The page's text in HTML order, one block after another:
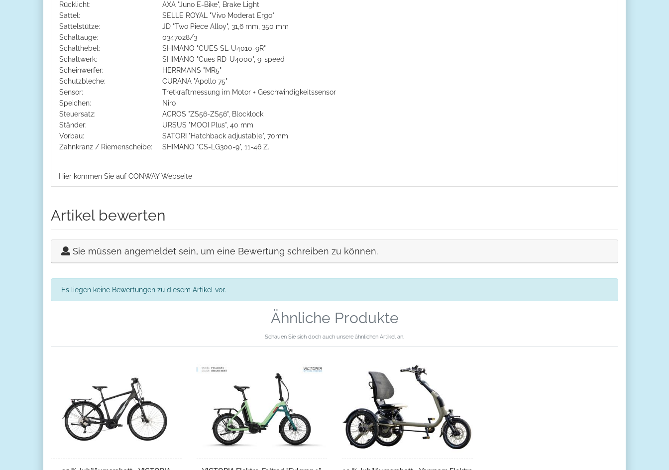
Rücklicht:
AXA "Juno E-Bike", Brake Light
Sattel:
SELLE ROYAL "Vivo Moderat Ergo"
Sattelstütze:
JD "Two Piece Alloy", 31,6 mm, 350 mm
Schaltauge:
0347028/3
Schalthebel:
SHIMANO "CUES SL-U4010-9R"
Schaltwerk:
SHIMANO "Cues RD-U4000", 9-speed
Scheinwerfer:
HERRMANS "MR5"
Schutzbleche:
CURANA "Apollo 75"
Sensor:
Tretkraftmessung im Motor + Geschwindigkeitssensor
Speichen:
Niro
Steuersatz:
ACROS "ZS56-ZS56", Blocklock
Ständer:
URSUS "MOOI Plus", 40 mm
Vorbau:
SATORI "Hatchback adjustable", 70mm
Zahnkranz / Riemenscheibe:
SHIMANO "CS-LG300-9", 11-46 Z.
Hier kommen Sie auf CONWAY Webseite
Artikel bewerten
Sie müssen angemeldet sein, um eine Bewertung schreiben zu können.
Es liegen keine Bewertungen zu diesem Artikel vor.
Ähnliche Produkte
Schauen Sie sich doch auch unsere ähnlichen Artikel an.